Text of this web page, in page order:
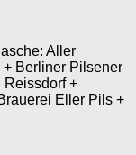
Aller
Berliner Pilsener
Reissdorf +
Eller Pils +